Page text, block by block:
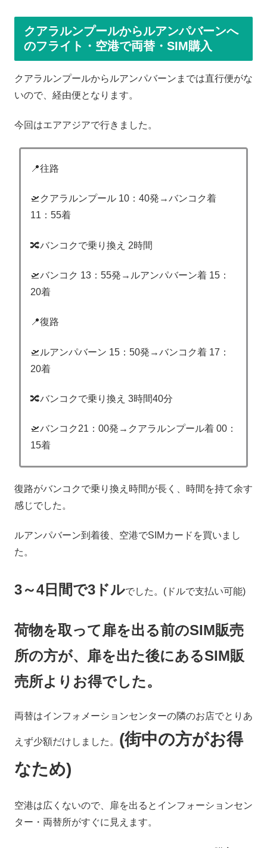
クアラルンプールからルアンパバーンへ
のフライト・空港で両替・SIM購入
クアラルンプールからルアンパバーンまでは直行便がな
いので、経由便となります。
今回はエアアジアで行きました。
📍往路
🛫クアラルンプール 10：40発→バンコク着
11：55着
🔀バンコクで乗り換え 2時間
🛫バンコク 13：55発→ルアンパバーン着 15：
20着
📍復路
🛫ルアンパバーン 15：50発→バンコク着 17：
20着
🔀バンコクで乗り換え 3時間40分
🛫バンコク21：00発→クアラルンプール着 00：
15着
復路がバンコクで乗り換え時間が長く、時間を持て余す
感じでした。
ルアンパバーン到着後、空港でSIMカードを買いまし
た。
3～4日間で3ドルでした。(ドルで支払い可能)
荷物を取って扉を出る前のSIM販売
所の方が、扉を出た後にあるSIM販
売所よりお得でした。
両替はインフォメーションセンターの隣のお店でとりあ
えず少額だけしました。 (街中の方がお得
なため)
空港は広くないので、扉を出るとインフォーションセン
ター・両替所がすぐに見えます。